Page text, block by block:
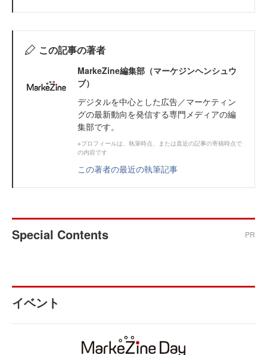
この記事の著者
MarkeZine編集部（マーケジンヘンシュウ
ブ）
デジタルを中心とした広告／マーケティン
グの最新動向を発信する専門メディアの編
集部です。
※プロフィールは、執筆時点、または直近の記事の寄稿時点で
の内容です
この著者の最近の執筆記事
Special Contents PR
イベント